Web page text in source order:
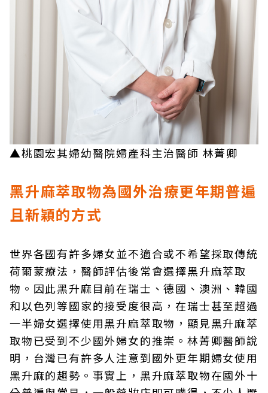
▲桃園宏其婦幼醫院婦產科主治醫師 林菁卿
黑升麻萃取物為國外治療更年期普遍
且新穎的方式
世界各國有許多婦女並不適合或不希望採取傳統
荷爾蒙療法，醫師評估後常會選擇黑升麻萃取
物。因此黑升麻目前在瑞士、德國、澳洲、韓國
和以色列等國家的接受度很高，在瑞士甚至超過
一半婦女選擇使用黑升麻萃取物，顯見黑升麻萃
取物已受到不少國外婦女的推崇。林菁卿醫師說
明，台灣已有許多人注意到國外更年期婦女使用
黑升麻的趨勢。事實上，黑升麻萃取物在國外十